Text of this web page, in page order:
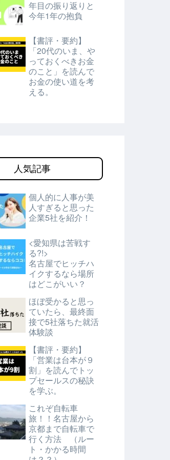
年目の振り返りと
今年1年の抱負
【書評・要約】
「20代のいま、や
っておくべきお金
のこと」を読んで
お金の使い道を考
える。
人気記事
個人的に人事が美
人すぎると思った
企業5社を紹介！
<愛知県は苦戦す
る?!>
名古屋でヒッチハ
イクするなら場所
はどこがいい？
ほぼ受かると思っ
ていたら、最終面
接で5社落ちた就活
体験談
【書評・要約】
「営業は台本が９
割」を読んでトッ
プセールスの秘訣
を学ぶ。
これぞ自転車
旅！！名古屋から
京都まで自転車で
行く方法 （ルー
ト・かかる時間